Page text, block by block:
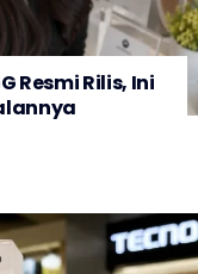
Resmi Rilis, Ini